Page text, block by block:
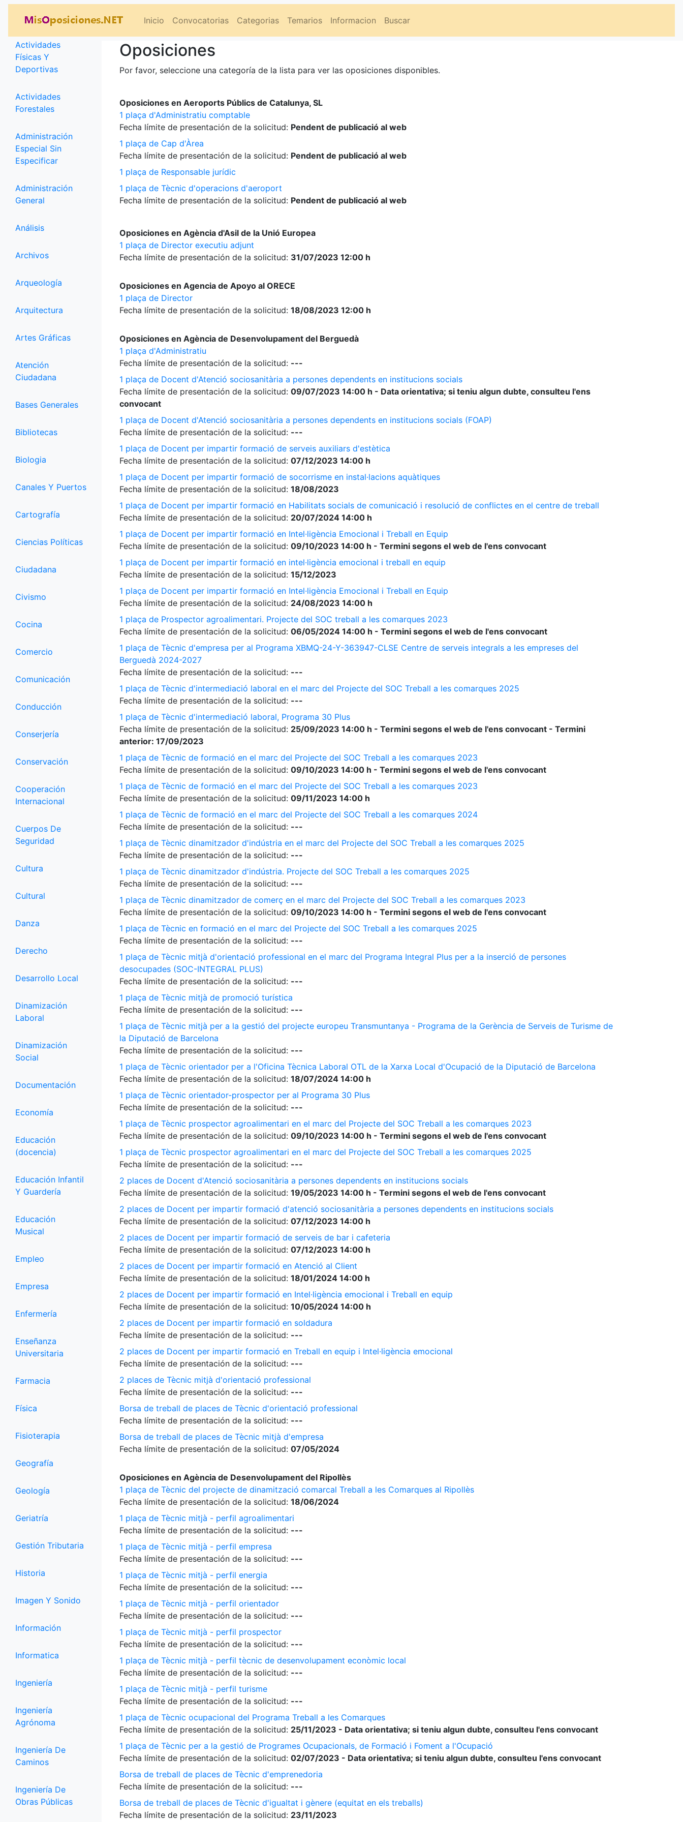
Inicio Convocatorias Categorias Temarios Informacion Buscar
Categorías
Actividades
Físicas Y
Deportivas
Actividades
Forestales
Administración
Especial Sin
Especificar
Administración
General
Análisis
Archivos
Arqueología
Arquitectura
Artes Gráficas
Atención
Ciudadana
Bases Generales
Bibliotecas
Biologia
Canales Y Puertos
Cartografía
Ciencias Políticas
Ciudadana
Civismo
Cocina
Comercio
Comunicación
Conducción
Conserjería
Conservación
Cooperación
Internacional
Cuerpos De
Seguridad
Cultura
Cultural
Danza
Derecho
Desarrollo Local
Dinamización
Laboral
Dinamización
Social
Documentación
Economía
Educación
(docencia)
Educación Infantil
Y Guardería
Educación
Musical
Empleo
Empresa
Enfermería
Enseñanza
Universitaria
Farmacia
Física
Fisioterapia
Geografía
Geología
Geriatría
Gestión Tributaria
Historia
Imagen Y Sonido
Información
Informatica
Ingeniería
Ingeniería
Agrónoma
Ingeniería De
Caminos
Ingeniería De
Obras Públicas
Oposiciones
Por favor, seleccione una categoría de la lista para ver las oposiciones disponibles.
Oposiciones en Aeroports Públics de Catalunya, SL
1 plaça d'Administratiu comptable
Fecha límite de presentación de la solicitud: Pendent de publicació al web
1 plaça de Cap d'Àrea
Fecha límite de presentación de la solicitud: Pendent de publicació al web
1 plaça de Responsable jurídic
1 plaça de Tècnic d'operacions d'aeroport
Fecha límite de presentación de la solicitud: Pendent de publicació al web
Oposiciones en Agència d'Asil de la Unió Europea
1 plaça de Director executiu adjunt
Fecha límite de presentación de la solicitud: 31/07/2023 12:00 h
Oposiciones en Agencia de Apoyo al ORECE
1 plaça de Director
Fecha límite de presentación de la solicitud: 18/08/2023 12:00 h
Oposiciones en Agència de Desenvolupament del Berguedà
1 plaça d'Administratiu
Fecha límite de presentación de la solicitud: ---
1 plaça de Docent d'Atenció sociosanitària a persones dependents en institucions socials
Fecha límite de presentación de la solicitud: 09/07/2023 14:00 h - Data orientativa; si teniu algun dubte, consulteu l'ens
convocant
1 plaça de Docent d'Atenció sociosanitària a persones dependents en institucions socials (FOAP)
Fecha límite de presentación de la solicitud: ---
1 plaça de Docent per impartir formació de serveis auxiliars d'estètica
Fecha límite de presentación de la solicitud: 07/12/2023 14:00 h
1 plaça de Docent per impartir formació de socorrisme en instal·lacions aquàtiques
Fecha límite de presentación de la solicitud: 18/08/2023
1 plaça de Docent per impartir formació en Habilitats socials de comunicació i resolució de conflictes en el centre de treball
Fecha límite de presentación de la solicitud: 20/07/2024 14:00 h
1 plaça de Docent per impartir formació en Intel·ligència Emocional i Treball en Equip
Fecha límite de presentación de la solicitud: 09/10/2023 14:00 h - Termini segons el web de l'ens convocant
1 plaça de Docent per impartir formació en intel·ligència emocional i treball en equip
Fecha límite de presentación de la solicitud: 15/12/2023
1 plaça de Docent per impartir formació en Intel·ligència Emocional i Treball en Equip
Fecha límite de presentación de la solicitud: 24/08/2023 14:00 h
1 plaça de Prospector agroalimentari. Projecte del SOC treball a les comarques 2023
Fecha límite de presentación de la solicitud: 06/05/2024 14:00 h - Termini segons el web de l'ens convocant
1 plaça de Tècnic d'empresa per al Programa XBMQ-24-Y-363947-CLSE Centre de serveis integrals a les empreses del
Berguedà 2024-2027
Fecha límite de presentación de la solicitud: ---
1 plaça de Tècnic d'intermediació laboral en el marc del Projecte del SOC Treball a les comarques 2025
Fecha límite de presentación de la solicitud: ---
1 plaça de Tècnic d'intermediació laboral, Programa 30 Plus
Fecha límite de presentación de la solicitud: 25/09/2023 14:00 h - Termini segons el web de l'ens convocant - Termini
anterior: 17/09/2023
1 plaça de Tècnic de formació en el marc del Projecte del SOC Treball a les comarques 2023
Fecha límite de presentación de la solicitud: 09/10/2023 14:00 h - Termini segons el web de l'ens convocant
1 plaça de Tècnic de formació en el marc del Projecte del SOC Treball a les comarques 2023
Fecha límite de presentación de la solicitud: 09/11/2023 14:00 h
1 plaça de Tècnic de formació en el marc del Projecte del SOC Treball a les comarques 2024
Fecha límite de presentación de la solicitud: ---
1 plaça de Tècnic dinamitzador d'indústria en el marc del Projecte del SOC Treball a les comarques 2025
Fecha límite de presentación de la solicitud: ---
1 plaça de Tècnic dinamitzador d'indústria. Projecte del SOC Treball a les comarques 2025
Fecha límite de presentación de la solicitud: ---
1 plaça de Tècnic dinamitzador de comerç en el marc del Projecte del SOC Treball a les comarques 2023
Fecha límite de presentación de la solicitud: 09/10/2023 14:00 h - Termini segons el web de l'ens convocant
1 plaça de Tècnic en formació en el marc del Projecte del SOC Treball a les comarques 2025
Fecha límite de presentación de la solicitud: ---
1 plaça de Tècnic mitjà d'orientació professional en el marc del Programa Integral Plus per a la inserció de persones
desocupades (SOC-INTEGRAL PLUS)
Fecha límite de presentación de la solicitud: ---
1 plaça de Tècnic mitjà de promoció turística
Fecha límite de presentación de la solicitud: ---
1 plaça de Tècnic mitjà per a la gestió del projecte europeu Transmuntanya - Programa de la Gerència de Serveis de Turisme de
la Diputació de Barcelona
Fecha límite de presentación de la solicitud: ---
1 plaça de Tècnic orientador per a l'Oficina Tècnica Laboral OTL de la Xarxa Local d'Ocupació de la Diputació de Barcelona
Fecha límite de presentación de la solicitud: 18/07/2024 14:00 h
1 plaça de Tècnic orientador-prospector per al Programa 30 Plus
Fecha límite de presentación de la solicitud: ---
1 plaça de Tècnic prospector agroalimentari en el marc del Projecte del SOC Treball a les comarques 2023
Fecha límite de presentación de la solicitud: 09/10/2023 14:00 h - Termini segons el web de l'ens convocant
1 plaça de Tècnic prospector agroalimentari en el marc del Projecte del SOC Treball a les comarques 2025
Fecha límite de presentación de la solicitud: ---
2 places de Docent d'Atenció sociosanitària a persones dependents en institucions socials
Fecha límite de presentación de la solicitud: 19/05/2023 14:00 h - Termini segons el web de l'ens convocant
2 places de Docent per impartir formació d'atenció sociosanitària a persones dependents en institucions socials
Fecha límite de presentación de la solicitud: 07/12/2023 14:00 h
2 places de Docent per impartir formació de serveis de bar i cafeteria
Fecha límite de presentación de la solicitud: 07/12/2023 14:00 h
2 places de Docent per impartir formació en Atenció al Client
Fecha límite de presentación de la solicitud: 18/01/2024 14:00 h
2 places de Docent per impartir formació en Intel·ligència emocional i Treball en equip
Fecha límite de presentación de la solicitud: 10/05/2024 14:00 h
2 places de Docent per impartir formació en soldadura
Fecha límite de presentación de la solicitud: ---
2 places de Docent per impartir formació en Treball en equip i Intel·ligència emocional
Fecha límite de presentación de la solicitud: ---
2 places de Tècnic mitjà d'orientació professional
Fecha límite de presentación de la solicitud: ---
Borsa de treball de places de Tècnic d'orientació professional
Fecha límite de presentación de la solicitud: ---
Borsa de treball de places de Tècnic mitjà d'empresa
Fecha límite de presentación de la solicitud: 07/05/2024
Oposiciones en Agència de Desenvolupament del Ripollès
1 plaça de Tècnic del projecte de dinamització comarcal Treball a les Comarques al Ripollès
Fecha límite de presentación de la solicitud: 18/06/2024
1 plaça de Tècnic mitjà - perfil agroalimentari
Fecha límite de presentación de la solicitud: ---
1 plaça de Tècnic mitjà - perfil empresa
Fecha límite de presentación de la solicitud: ---
1 plaça de Tècnic mitjà - perfil energia
Fecha límite de presentación de la solicitud: ---
1 plaça de Tècnic mitjà - perfil orientador
Fecha límite de presentación de la solicitud: ---
1 plaça de Tècnic mitjà - perfil prospector
Fecha límite de presentación de la solicitud: ---
1 plaça de Tècnic mitjà - perfil tècnic de desenvolupament econòmic local
Fecha límite de presentación de la solicitud: ---
1 plaça de Tècnic mitjà - perfil turisme
Fecha límite de presentación de la solicitud: ---
1 plaça de Tècnic ocupacional del Programa Treball a les Comarques
Fecha límite de presentación de la solicitud: 25/11/2023 - Data orientativa; si teniu algun dubte, consulteu l'ens convocant
1 plaça de Tècnic per a la gestió de Programes Ocupacionals, de Formació i Foment a l'Ocupació
Fecha límite de presentación de la solicitud: 02/07/2023 - Data orientativa; si teniu algun dubte, consulteu l'ens convocant
Borsa de treball de places de Tècnic d'emprenedoria
Fecha límite de presentación de la solicitud: ---
Borsa de treball de places de Tècnic d'igualtat i gènere (equitat en els treballs)
Fecha límite de presentación de la solicitud: 23/11/2023